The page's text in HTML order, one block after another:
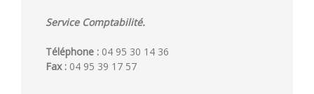
Service Comptabilité.
Téléphone : 04 95 30 14 36
Fax : 04 95 39 17 57